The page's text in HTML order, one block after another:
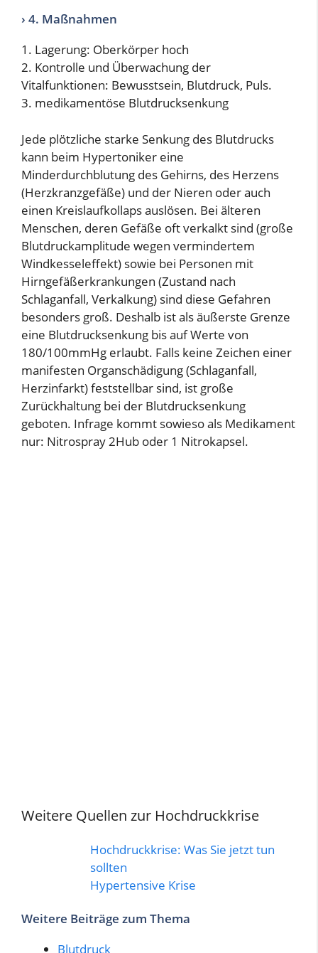
› 4. Maßnahmen
1. Lagerung: Oberkörper hoch
2. Kontrolle und Überwachung der
Vitalfunktionen: Bewusstsein, Blutdruck, Puls.
3. medikamentöse Blutdrucksenkung
Jede plötzliche starke Senkung des Blutdrucks
kann beim Hypertoniker eine
Minderdurchblutung des Gehirns, des Herzens
(Herzkranzgefäße) und der Nieren oder auch
einen Kreislaufkollaps auslösen. Bei älteren
Menschen, deren Gefäße oft verkalkt sind (große
Blutdruckamplitude wegen vermindertem
Windkesseleffekt) sowie bei Personen mit
Hirngefäßerkrankungen (Zustand nach
Schlaganfall, Verkalkung) sind diese Gefahren
besonders groß. Deshalb ist als äußerste Grenze
eine Blutdrucksenkung bis auf Werte von
180/100mmHg erlaubt. Falls keine Zeichen einer
manifesten Organschädigung (Schlaganfall,
Herzinfarkt) feststellbar sind, ist große
Zurückhaltung bei der Blutdrucksenkung
geboten. Infrage kommt sowieso als Medikament
nur: Nitrospray 2Hub oder 1 Nitrokapsel.
Weitere Quellen zur Hochdruckkrise
Hochdruckkrise: Was Sie jetzt tun
sollten
Hypertensive Krise
Weitere Beiträge zum Thema
Blutdruck